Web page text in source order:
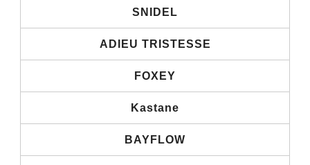
SNIDEL
ADIEU TRISTESSE
FOXEY
Kastane
BAYFLOW